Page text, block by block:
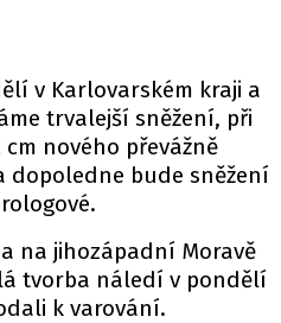
v Karlovarském kraji a
trvalejší sněžení, při
cm nového převážně
dopoledne bude sněžení
na jihozápadní Moravě
tvorba náledí v pondělí
k varování.